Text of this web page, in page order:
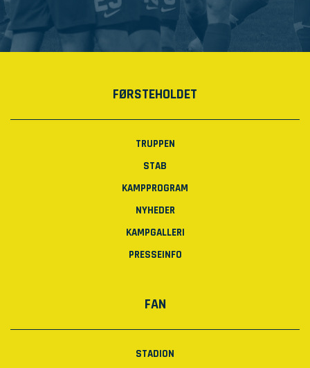
FØRSTEHOLDET
TRUPPEN
STAB
KAMPPROGRAM
NYHEDER
KAMPGALLERI
PRESSEINFO
FAN
STADION